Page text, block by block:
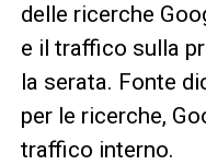
delle ricerche
e il traffico sulla
la serata. Fonte
per le ricerche,
traffico interno.